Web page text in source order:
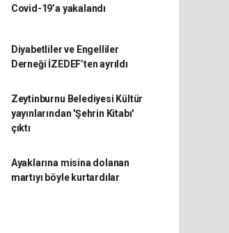
Covid-19’a yakalandı
Diyabetliler ve Engelliler
Derneği İZEDEF’ten ayrıldı
Zeytinburnu Belediyesi Kültür
yayınlarından 'Şehrin Kitabı'
çıktı
Ayaklarına misina dolanan
martıyı böyle kurtardılar